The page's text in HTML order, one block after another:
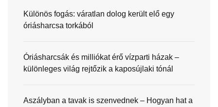
Különös fogás: váratlan dolog került elő egy
óriásharcsa torkából
Óriásharcsák és milliókat érő vízparti házak –
különleges világ rejtőzik a kaposújlaki tónál
Aszályban a tavak is szenvednek – Hogyan hat a